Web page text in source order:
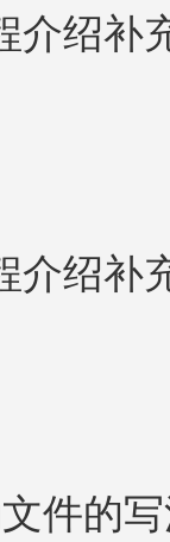
介绍补
介绍补
件的